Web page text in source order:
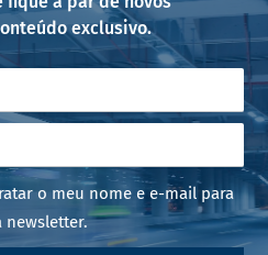
exclusivo.
o meu nome e e-mail para
newsletter.